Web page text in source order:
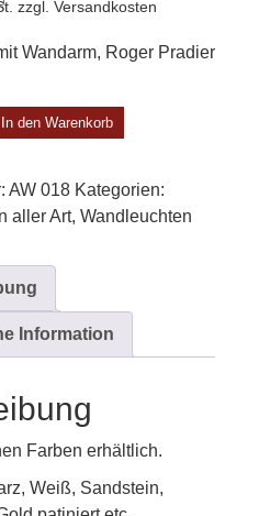
zzgl. Versandkosten
Wandarm, Roger Pradier
In den Warenkorb
AW 018 Kategorien:
aller Art, Wand­leuchten
Information
Farben erhältlich.
Weiß, Sandstein,